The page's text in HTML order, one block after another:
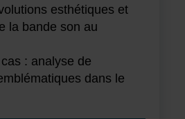
esthétiques et
la bande son au
: analyse de
dans le